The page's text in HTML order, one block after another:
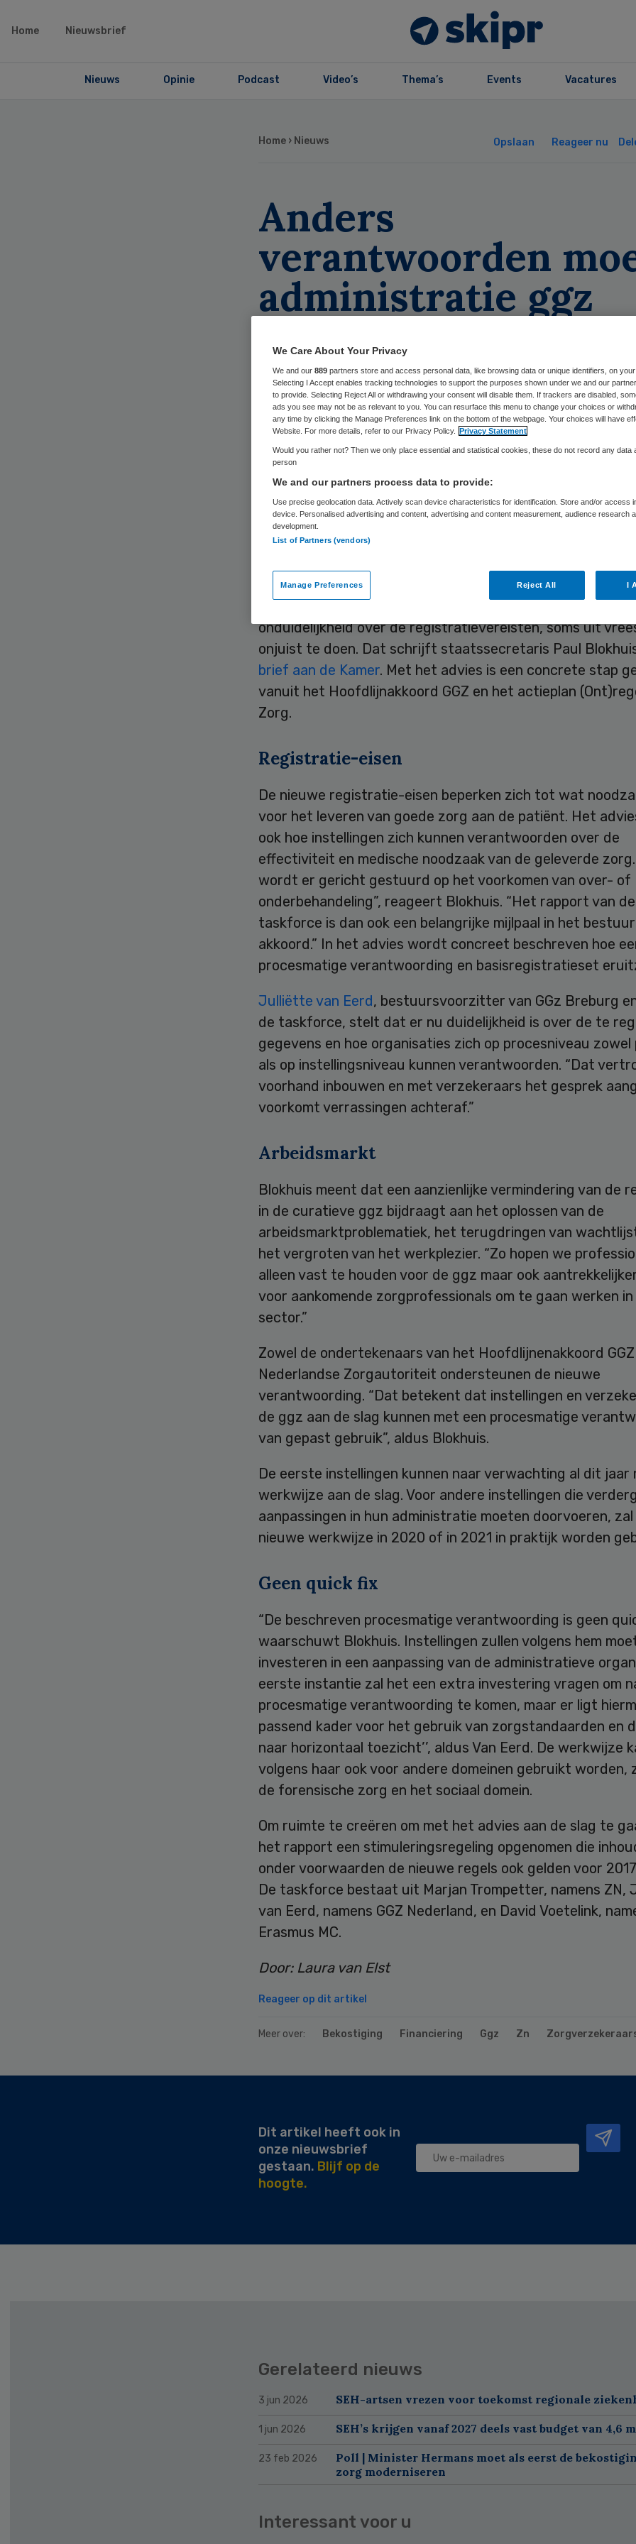
Home Nieuwsbrief
Nieuws Opinie Podcast Video’s Thema’s Events Vacatures
Home › Nieuws Opslaan Reageer nu
Anders
verantwoorden
administratie ggz
verminderen
Skipr Redactie 25 april 2019 12:35 78 keer gelezen
Ggz-instellingen en zorgverzekeraars gaan aan de slag
nieuwe manier van verantwoorden. Deze werkwijze – die
uit het rapport van de taskforce gepast gebruik in de ggz
vermindert de administratieve lasten en moet het
vergroten. De eerste instellingen kunnen dit jaar
met de nieuwe werkwijze aan de slag.
onduidelijkheid over de registratievereisten, soms uit
onjuist te doen. Dat schrijft staatssecretaris Paul
brief aan de Kamer. Met het advies is een concrete stap
vanuit het Hoofdlijnakkoord GGZ en het actieplan
Zorg.
Registratie-eisen
De nieuwe registratie-eisen beperken zich tot wat
voor het leveren van goede zorg aan de patiënt. Het
ook hoe instellingen zich kunnen verantwoorden over de
effectiviteit en medische noodzaak van de geleverde zorg.
wordt er gericht gestuurd op het voorkomen van over- of
onderbehandeling”, reageert Blokhuis. “Het rapport van de
taskforce is dan ook een belangrijke mijlpaal in het
akkoord.” In het advies wordt concreet beschreven hoe
procesmatige verantwoording en basisregistratieset
Julliëtte van Eerd, bestuursvoorzitter van GGz Breburg
de taskforce, stelt dat er nu duidelijkheid is over de te
gegevens en hoe organisaties zich op procesniveau zowel
als op instellingsniveau kunnen verantwoorden. “Dat
voorhand inbouwen en met verzekeraars het gesprek
voorkomt verrassingen achteraf.”
Arbeidsmarkt
Blokhuis meent dat een aanzienlijke vermindering van de
in de curatieve ggz bijdraagt aan het oplossen van de
arbeidsmarktproblematiek, het terugdringen van
het vergroten van het werkplezier. “Zo hopen we
alleen vast te houden voor de ggz maar ook
voor aankomende zorgprofessionals om te gaan werken
sector.”
Zowel de ondertekenaars van het Hoofdlijnenakkoord
Nederlandse Zorgautoriteit ondersteunen de nieuwe
verantwoording. “Dat betekent dat instellingen en
de ggz aan de slag kunnen met een procesmatige
van gepast gebruik”, aldus Blokhuis.
De eerste instellingen kunnen naar verwachting al dit jaar
werkwijze aan de slag. Voor andere instellingen die
aanpassingen in hun administratie moeten doorvoeren, zal
nieuwe werkwijze in 2020 of in 2021 in praktijk worden
Geen quick fix
“De beschreven procesmatige verantwoording is geen
waarschuwt Blokhuis. Instellingen zullen volgens hem
investeren in een aanpassing van de administratieve
eerste instantie zal het een extra investering vragen om
procesmatige verantwoording te komen, maar er ligt
passend kader voor het gebruik van zorgstandaarden en
naar horizontaal toezicht’’, aldus Van Eerd. De werkwijze
volgens haar ook voor andere domeinen gebruikt worden,
de forensische zorg en het sociaal domein.
Om ruimte te creëren om met het advies aan de slag te
het rapport een stimuleringsregeling opgenomen die
onder voorwaarden de nieuwe regels ook gelden voor
De taskforce bestaat uit Marjan Trompetter, namens ZN,
van Eerd, namens GGZ Nederland, en David Voetelink,
Erasmus MC.
Door: Laura van Elst
Reageer op dit artikel
Meer over: Bekostiging Financiering Ggz Zn
Secondary
Dit artikel heeft ook in
onze nieuwsbrief
gestaan. Blijf op de
hoogte.
Gerelateerd nieuws
3 jun 2026 SEH-artsen vrezen voor toekomst regionale
1 jun 2026 SEH’s krijgen vanaf 2027 deels vast budget van 4,6
23 feb 2026
Poll | Minister Hermans moet als eerst de
zorg moderniseren
Interessant voor u
We Care About Your Privacy
We and our 889 partners store and access personal data, like browsing data or unique identifiers, on your
Selecting I Accept enables tracking technologies to support the purposes shown under we and our
to provide. Selecting Reject All or withdrawing your consent will disable them. If trackers are disabled,
ads you see may not be as relevant to you. You can resurface this menu to change your choices or
any time by clicking the Manage Preferences link on the bottom of the webpage. Your choices will have
Website. For more details, refer to our Privacy Policy.
Privacy Statement
Would you rather not? Then we only place essential and statistical cookies, these do not record any data
person
We and our partners process data to provide:
Use precise geolocation data. Actively scan device characteristics for identification. Store and/or access
device. Personalised advertising and content, advertising and content measurement, audience research
development.
List of Partners (vendors)
Manage Preferences Reject All I